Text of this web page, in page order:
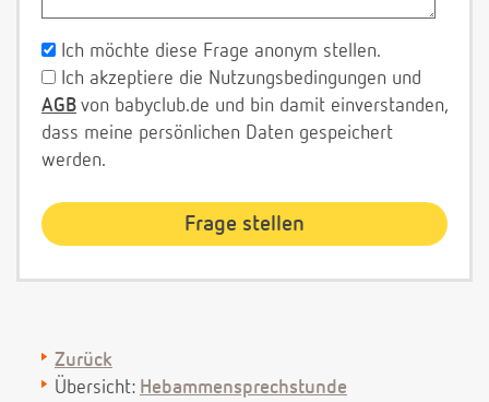
Ich möchte diese Frage anonym stellen.
Ich akzeptiere die Nutzungsbedingungen und
AGB von babyclub.de und bin damit einverstanden,
dass meine persönlichen Daten gespeichert
werden.
Zurück
Übersicht: Hebammensprechstunde